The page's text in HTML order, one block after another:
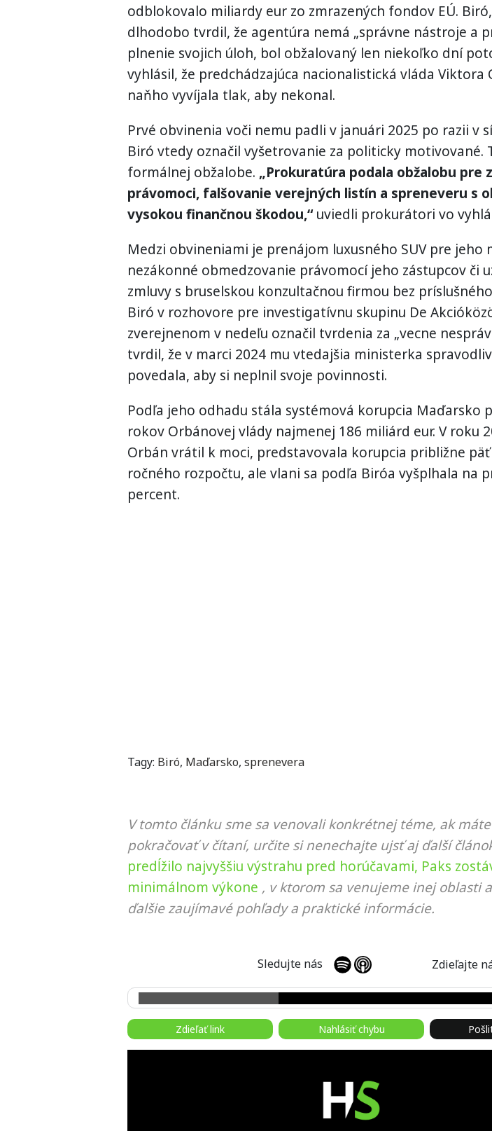
odblokovalo miliardy eur zo zmrazených fondov EÚ.
dlhodobo tvrdil, že agentúra nemá „správne nástroje a
plnenie svojich úloh, bol obžalovaný len niekoľko dní
vyhlásil, že predchádzajúca nacionalistická vláda Viktora
naňho vyvíjala tlak, aby nekonal.
Prvé obvinenia voči nemu padli v januári 2025 po razii v
Biró vtedy označil vyšetrovanie za politicky motivované.
formálnej obžalobe. „Prokuratúra podala obžalobu pre
právomoci, falšovanie verejných listín a spreneveru s
vysokou finančnou škodou,“uviedli prokurátori vo
Medzi obvineniami je prenájom luxusného SUV pre jeho
nezákonné obmedzovanie právomocí jeho zástupcov či
zmluvy s bruselskou konzultačnou firmou bez
Biró v rozhovore pre investigatívnu skupinu De
zverejnenom v nedeľu označil tvrdenia za „vecne
tvrdil, že v marci 2024 mu vtedajšia ministerka
povedala, aby si neplnil svoje povinnosti.
Podľa jeho odhadu stála systémová korupcia Maďarsko
rokov Orbánovej vlády najmenej 186 miliárd eur. V roku
Orbán vrátil k moci, predstavovala korupcia približne
ročného rozpočtu, ale vlani sa podľa Biróa vyšplhala na
percent.
Tagy: Biró, Maďarsko, sprenevera
V tomto článku sme sa venovali konkrétnej téme, ak
pokračovať v čítaní, určite si nenechajte ujsť aj ďalší
predĺžilo najvyššiu výstrahu pred horúčavami, Paks
minimálnom výkone , v ktorom sa venujeme inej oblasti
ďalšie zaujímavé pohľady a praktické informácie.
Sledujte nás Zdieľajte
Zdieľať link Nahlásiť chybu